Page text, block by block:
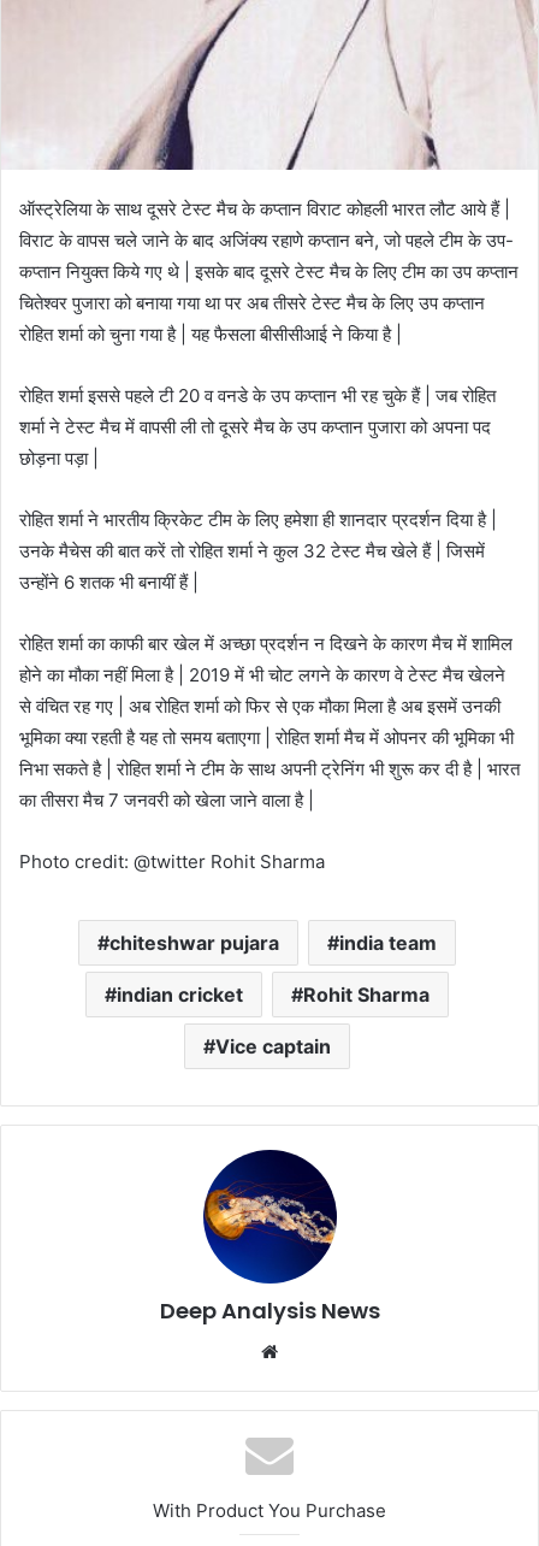
ऑस्ट्रेलिया के साथ दूसरे टेस्ट मैच के कप्तान विराट कोहली भारत लौट आये हैं |
विराट के वापस चले जाने के बाद अजिंक्य रहाणे कप्तान बने, जो पहले टीम के उप-
कप्तान नियुक्त किये गए थे | इसके बाद दूसरे टेस्ट मैच के लिए टीम का उप कप्तान
चितेश्वर पुजारा को बनाया गया था पर अब तीसरे टेस्ट मैच के लिए उप कप्तान
रोहित शर्मा को चुना गया है | यह फैसला बीसीसीआई ने किया है |
रोहित शर्मा इससे पहले टी 20 व वनडे के उप कप्तान भी रह चुके हैं | जब रोहित
शर्मा ने टेस्ट मैच में वापसी ली तो दूसरे मैच के उप कप्तान पुजारा को अपना पद
छोड़ना पड़ा |
रोहित शर्मा ने भारतीय क्रिकेट टीम के लिए हमेशा ही शानदार प्रदर्शन दिया है |
उनके मैचेस की बात करें तो रोहित शर्मा ने कुल 32 टेस्ट मैच खेले हैं | जिसमें
उन्होंने 6 शतक भी बनायीं हैं |
रोहित शर्मा का काफी बार खेल में अच्छा प्रदर्शन न दिखने के कारण मैच में शामिल
होने का मौका नहीं मिला है | 2019 में भी चोट लगने के कारण वे टेस्ट मैच खेलने
से वंचित रह गए | अब रोहित शर्मा को फिर से एक मौका मिला है अब इसमें उनकी
भूमिका क्या रहती है यह तो समय बताएगा | रोहित शर्मा मैच में ओपनर की भूमिका भी
निभा सकते है | रोहित शर्मा ने टीम के साथ अपनी ट्रेनिंग भी शुरू कर दी है | भारत
का तीसरा मैच 7 जनवरी को खेला जाने वाला है |
Photo credit: @twitter Rohit Sharma
chiteshwar pujara india team
indian cricket Rohit Sharma
Vice captain
Deep Analysis News
With Product You Purchase